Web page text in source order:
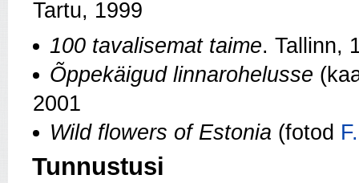
Tartu, 1999
100 tavalisemat taime. Tallinn,
Õppekäigud linnarohelusse
2001
Wild flowers of Estonia (fotod
Tunnustusi